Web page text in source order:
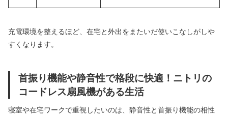
充電環境を整えるほど、在宅と外出をまたいだ使いこなしがしや
すくなります。
首振り機能や静音性で格段に快適！ニトリの
コードレス扇風機がある生活
寝室や在宅ワークで重視したいのは、静音性と首振り機能の相性